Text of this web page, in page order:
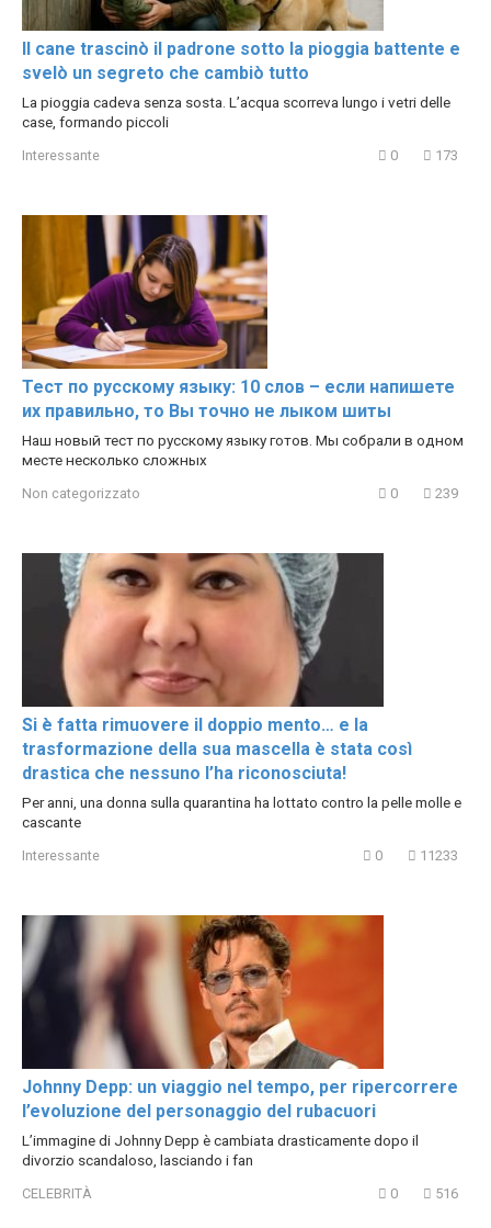
Il cane trascinò il padrone sotto la pioggia battente e
svelò un segreto che cambiò tutto
La pioggia cadeva senza sosta. L’acqua scorreva lungo i vetri delle
case, formando piccoli
Interessante 0 173
Тест по русскому языку: 10 слов – если напишете
их правильно, то Вы точно не лыком шиты
Наш новый тест по русскому языку готов. Мы собрали в одном
месте несколько сложных
Non categorizzato 0 239
Si è fatta rimuovere il doppio mento… e la
trasformazione della sua mascella è stata così
drastica che nessuno l’ha riconosciuta!
Per anni, una donna sulla quarantina ha lottato contro la pelle molle e
cascante
Interessante 0 11233
Johnny Depp: un viaggio nel tempo, per ripercorrere
l’evoluzione del personaggio del rubacuori
L’immagine di Johnny Depp è cambiata drasticamente dopo il
divorzio scandaloso, lasciando i fan
CELEBRITÀ 0 516